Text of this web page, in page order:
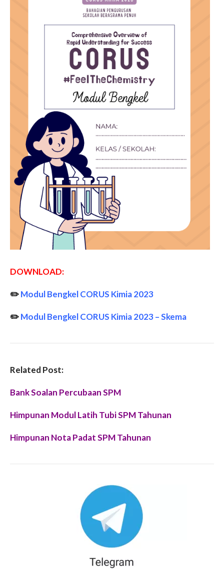
DOWNLOAD:
✏️Modul Bengkel CORUS Kimia 2023
✏️Modul Bengkel CORUS Kimia 2023 – Skema
Related Post:
Bank Soalan Percubaan SPM
Himpunan Modul Latih Tubi SPM Tahunan
Himpunan Nota Padat SPM Tahunan